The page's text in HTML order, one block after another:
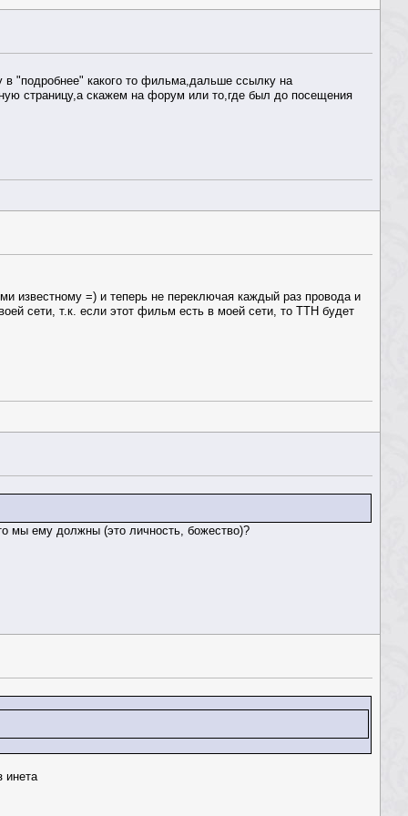
"подробнее" какого то фильма,дальше ссылку на
страницу,а скажем на форум или то,где был до посещения
известному =) и теперь не переключая каждый раз провода и
сети, т.к. если этот фильм есть в моей сети, то TTH будет
мы ему должны (это личность, божество)?
инета